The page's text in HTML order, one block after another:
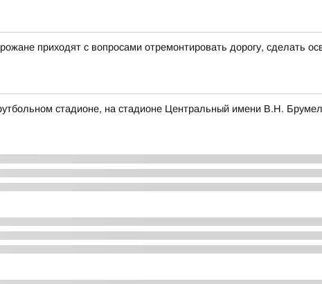
приходят с вопросами отремонтировать дорогу, сделать
стадионе, на стадионе Центральный имени В.Н.